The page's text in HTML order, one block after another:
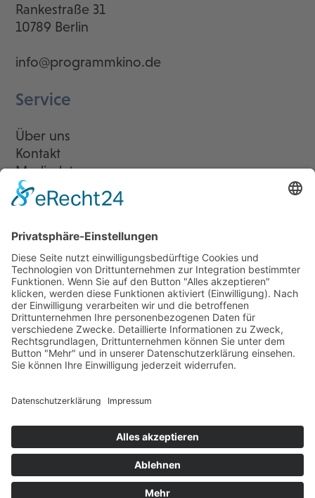
Rankestraße 31
10789 Berlin
info@programmkino.de
Service
Über uns
Kontakt
Mediadaten
Newsletter
LogIn
Legal
Impressum
Datenschutzerklärung
Cookie-Einstellungen
Programmkino.de richtet sich an Film- und Kinobegeisterte jeden
Geschlechts. Zur besseren Lesbarkeit haben wir uns aber entschlossen,
auf eine Doppelnennung oder Genderzeichen zu verzichten. Wo möglich